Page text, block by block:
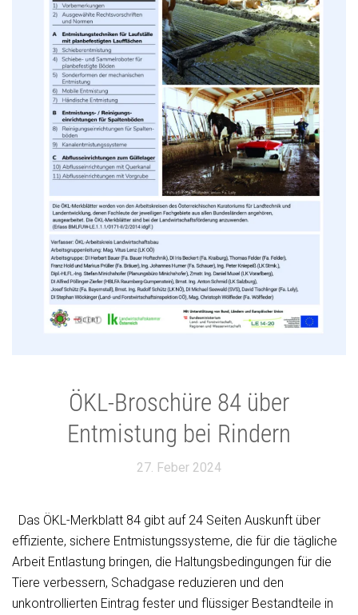
ÖKL-Broschüre 84 über
Entmistung bei Rindern
27. Feber 2024
Das ÖKL-Merkblatt 84 gibt auf 24 Seiten Auskunft über
effiziente, sichere Entmistungssysteme, die für die tägliche
Arbeit Entlastung bringen, die Haltungsbedingungen für die
Tiere verbessern, Schadgase reduzieren und den
unkontrollierten Eintrag fester und flüssiger Bestandteile in